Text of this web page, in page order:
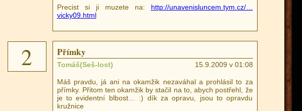
Precist si ji muzete na: http://unavenisluncem.tym.cz/…
vicky09.html
2 Přímky
Tomáš(Seš-lost) 15.9.2009 v 01:08
Máš pravdu, já ani na okamžik nezaváhal a prohlásil to za
přímky. Přitom ten okamžik by stačil na to, abych postřehl, že
je to evidentní blbost… :) dík za opravu, jsou to opravdu
kružnice